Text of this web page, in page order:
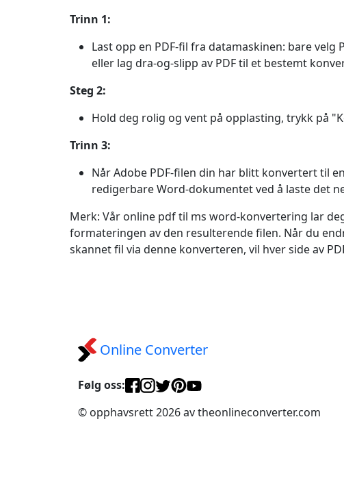
Trinn 1:
Last opp en PDF-fil fra datamaskinen: bare
eller lag dra-og-slipp av PDF til et bestemt
Steg 2:
Hold deg rolig og vent på opplasting, trykk på
Trinn 3:
Når Adobe PDF-filen din har blitt konvertert til
redigerbare Word-dokumentet ved å laste det
Merk: Vår online pdf til ms word-konvertering lar
formateringen av den resulterende filen. Når du
skannet fil via denne konverteren, vil hver side av
Online Converter
Følg oss:
© opphavsrett 2026 av theonlineconverter.com